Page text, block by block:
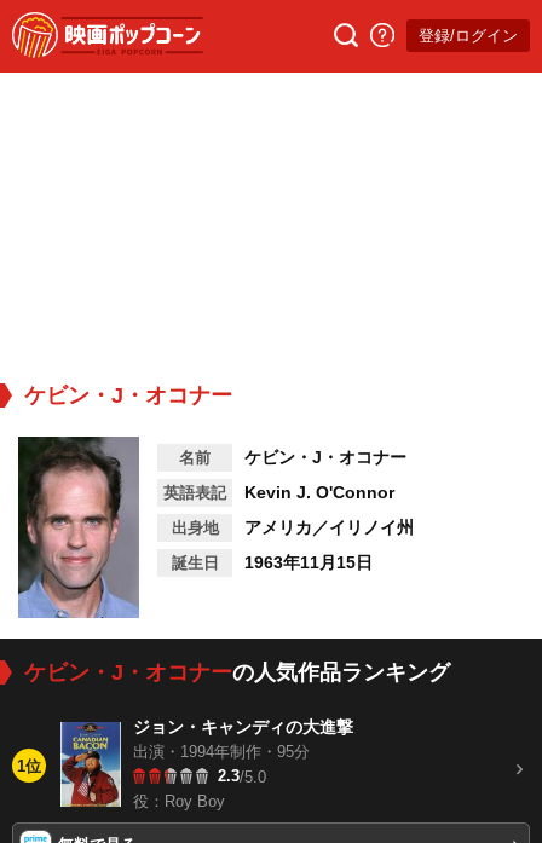
登録/ログイン
ケビン・J・オコナー
名前 ケビン・J・オコナー
英語表記 Kevin J. O'Connor
出身地 アメリカ／イリノイ州
誕生日 1963年11月15日
ケビン・J・オコナーの人気作品ランキング
1位
ジョン・キャンディの大進撃
出演・1994年制作・95分
2.3/5.0
役：Roy Boy